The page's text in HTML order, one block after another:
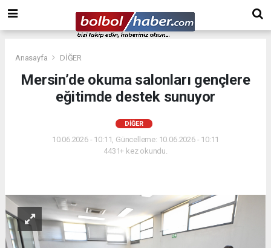
Anasayfa DİĞER
Mersin’de okuma salonları gençlere
eğitimde destek sunuyor
DİĞER
10.06.2026 - 10:11, Güncelleme: 10.06.2026 - 10:11
4431+ kez okundu.